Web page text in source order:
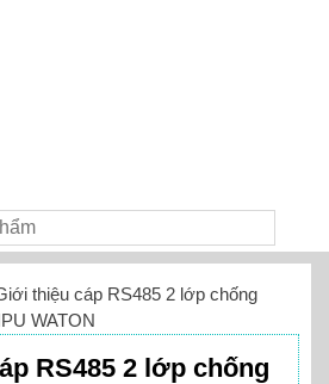
thiệu cáp RS485 2 lớp chống
WATON
RS485 2 lớp chống